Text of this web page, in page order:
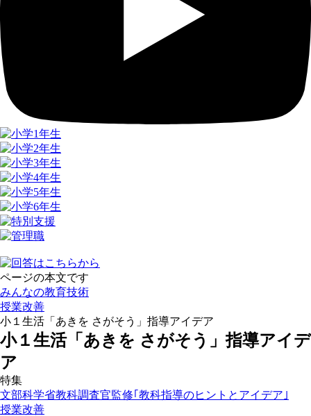
ページの本文です
みんなの教育技術
授業改善
小１生活「あきを さがそう」指導アイデア
小１生活「あきを さがそう」指導アイデ
ア
特集
文部科学省教科調査官監修｢教科指導のヒントとアイデア｣
授業改善